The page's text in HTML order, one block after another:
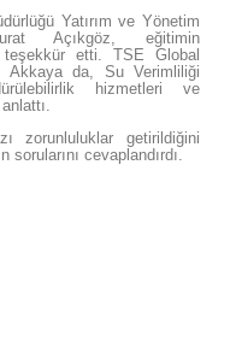
Yatırım ve Yönetim
Açıkgöz, eğitimin
teşekkür etti. TSE Global
Akkaya da, Su Verimliliği
hizmetleri ve
zorunluluklar getirildiğini
sorularını cevaplandırdı.